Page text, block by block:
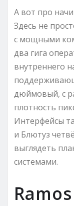
А вот про
Здесь не
с мощными
два гига
внутреннего
дюймовый, с
плотность
Интерфейсы
и Блютуз
выглядеть
системами.